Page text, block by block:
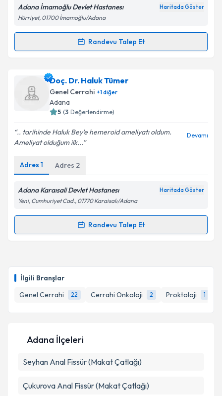
İlgili Branşlar
Genel Cerrahi
22 Cerrahi Onkoloji 2 Proktoloji 1
kapsamda işlenmesini kabul ediyorum.
Takvim Talebini Gönder
Adana İmamoğlu Devlet Hastanesı Haritada Göster
Hürriyet, 01700 İmamoğlu/Adana
Randevu Talep Et
Randevu Takvimi Talebi
Uzm. Dr. Emin Zümrütdaliçin randevu takvimi talebi
oluşturun. Size bu uzmandan randevu almanız için bir
takvim hazırlandığında e-posta ile bilgilendireceğiz.
Kişisel verilerimin işlenmesine ilişkin
Metni'ni okudum ve kişisel verilerimin belirtilen
kapsamda işlenmesini kabul ediyorum.
Takvim Talebini Gönder
Doç. Dr. Haluk Tümer
Genel Cerrahi +1diğer
Adana
5 (3 Değerlendirme)
.. tarihinde Haluk Bey'e hemeroid ameliyatı oldum.
Ameliyat olduğum ilk...
Devamı
Adres 1 Adres 2
Adana Karaısali Devlet Hastanesı Haritada Göster
Yeni, Cumhuriyet Cad., 01770 Karaisalı/Adana
Randevu Talep Et
Randevu Takvimi Talebi
takvim hazırlandığında e-posta ile bilgilendireceğiz.
E-posta Adresiniz
Metni 'ni okudum ve kişisel verilerimin belirtilen
Adana İlçeleri
Seyhan Anal Fissür (Makat Çatlağı)
Çukurova Anal Fissür (Makat Çatlağı)